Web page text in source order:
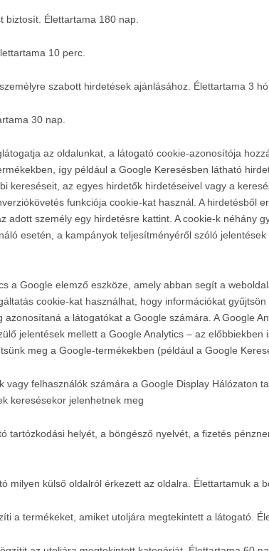
biztosít. Élettartama 180 nap.
10 perc.
szabott hirdetések ajánlásához. Élettartama 3
30 nap.
az oldalunkat, a látogató cookie-azonosítója
így például a Google Keresésben látható
kereséseit, az egyes hirdetők hirdetéseivel vagy a
funkciója cookie-kat használ. A hirdetésből
adott személy egy hirdetésre kattint. A cookie-k néhány
esetén, a kampányok teljesítményéről szóló
a Google elemző eszköze, amely abban segít a
cookie-kat használhat, hogy információkat
a látogatókat a Google számára. A Google
jelentések mellett a Google Analytics – az
meg a Google-termékekben (például a Google
vagy felhasználók számára a Google Display Hálózaton
keresésekor jelenhetnek meg
tartózkodási helyét, a böngésző nyelvét, a fizetés
milyen külső oldalról érkezett az oldalra. Élettartamuk a
a termékeket, amiket utoljára megtekintett a látogató.